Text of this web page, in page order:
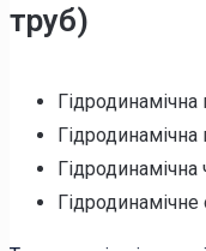
труб)
Гідродинамічна
Гідродинамічна